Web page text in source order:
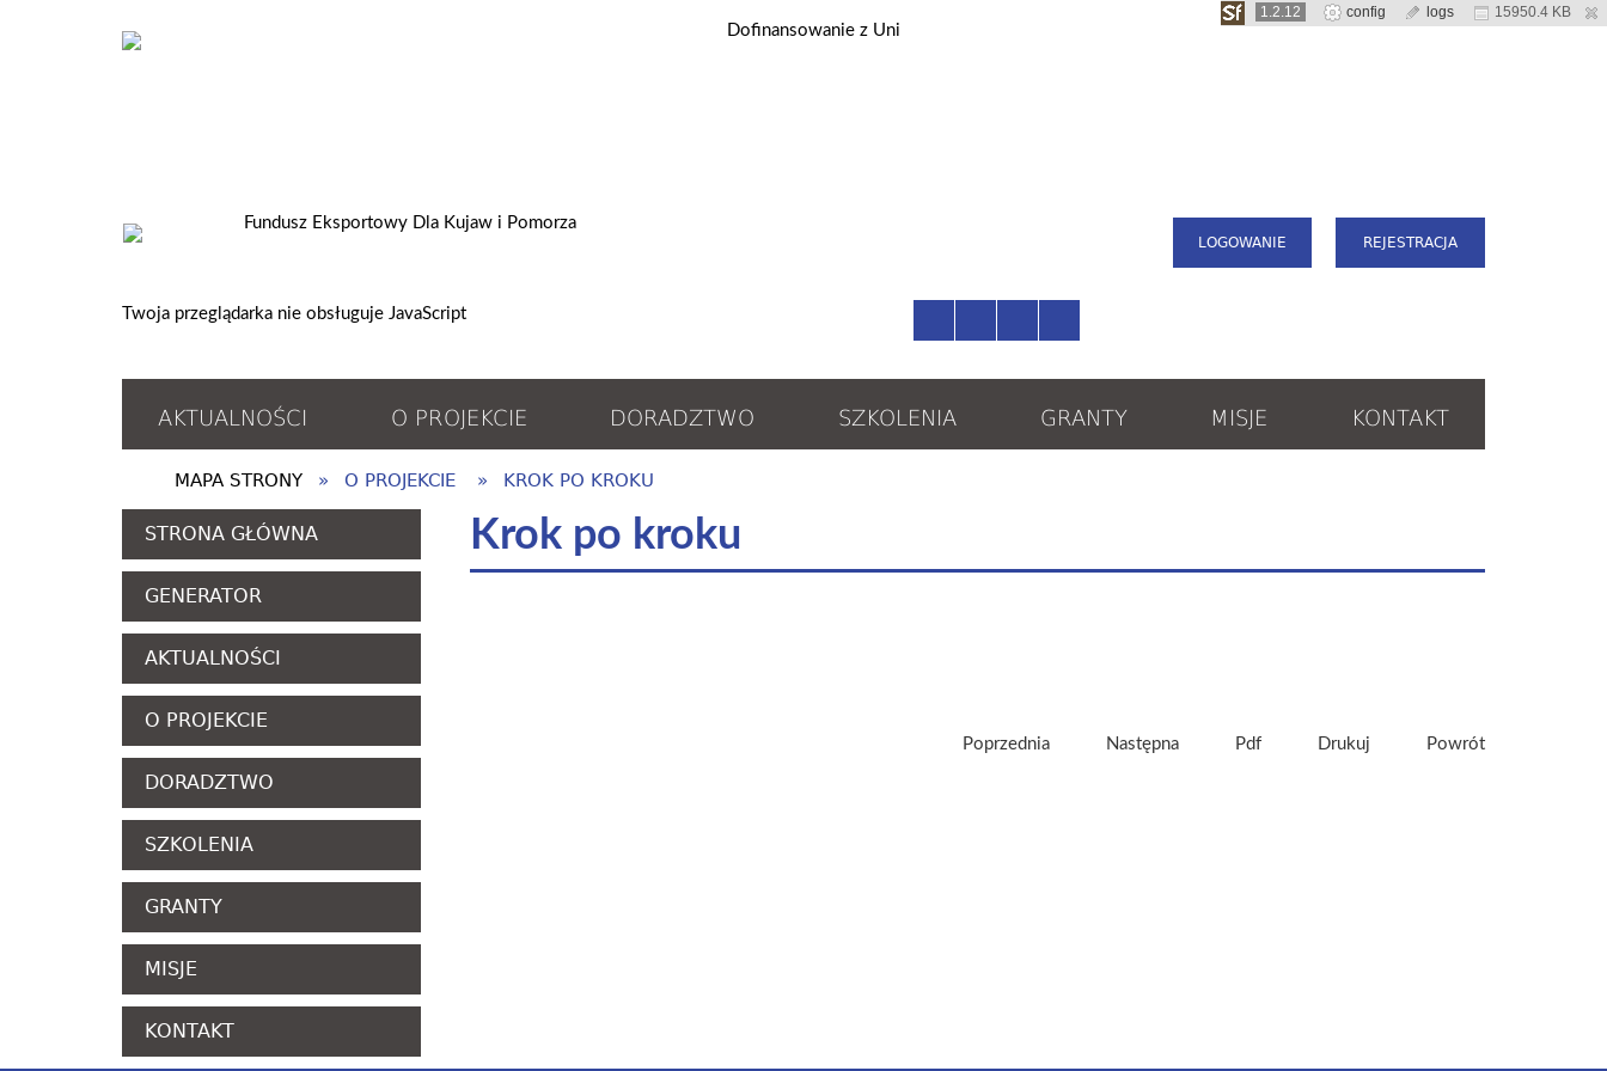
LOGOWANIE REJESTRACJA
Twoja przeglądarka nie obsługuje JavaScript
AKTUALNOŚCI O PROJEKCIE DORADZTWO SZKOLENIA GRANTY MISJE KONTAKT
MAPA STRONY O PROJEKCIE KROK PO KROKU
STRONA GŁÓWNA
GENERATOR
AKTUALNOŚCI
O PROJEKCIE
DORADZTWO
SZKOLENIA
GRANTY
MISJE
KONTAKT
Krok po kroku
Poprzednia Następna Pdf Drukuj Powrót
1.2.12 config logs 15950.4 KB